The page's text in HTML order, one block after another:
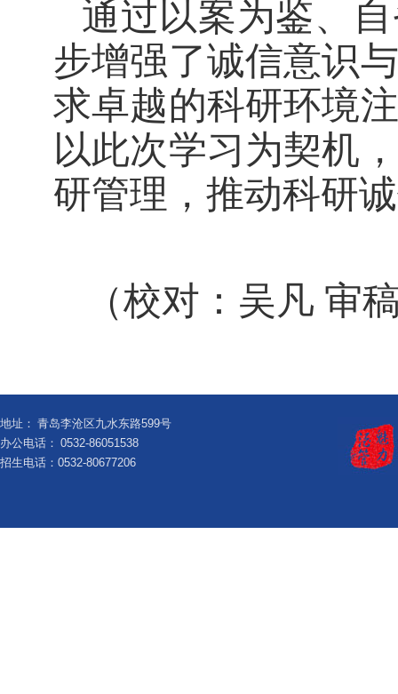
通过以案为鉴、
步增强了诚信意识
求卓越的科研环境
以此次学习为契机
研管理，推动科研
（校对：吴凡 审
地址： 青岛李沧区九水东路599号
办公电话： 0532-86051538
招生电话：0532-80677206